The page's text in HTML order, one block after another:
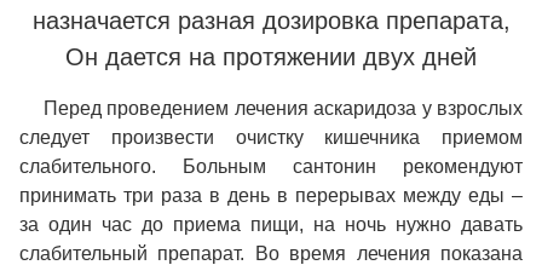
назначается разная дозировка препарата,
Он дается на протяжении двух дней
Перед проведением лечения аскаридоза у взрослых
следует произвести очистку кишечника приемом
слабительного. Больным сантонин рекомендуют
принимать три раза в день в перерывах между еды –
за один час до приема пищи, на ночь нужно давать
слабительный препарат. Во время лечения показана